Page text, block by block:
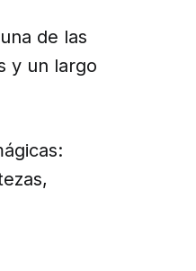
de las
y un largo